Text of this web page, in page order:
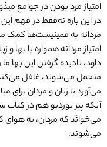
امتیاز مرد بودن در جوامع
در این باره نه‌فقط در فهم
مردانه به فمینیست‌ها کمک
امتیاز مردانه همواره با بها
داود، نادیده گرفتن این بها ما
متحمل می‌شوند، غافل
می‌آورد تا زنان و مردان برای
آنکه پیر بوردیو هم در کتاب
می‌خوانَد که مردان، به هوای
می‌شوند.